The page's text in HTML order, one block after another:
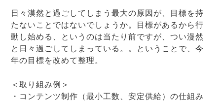
日々漠然と過ごしてしまう最大の原因が、目標を持
たないことではないでしょうか。目標があるから行
動し始める、というのは当たり前ですが、つい漫然
と日々過ごしてしまっている。。ということで、今
年の目標を改めて整理。
＜取り組み例＞
・コンテンツ制作（最小工数、安定供給）の仕組み